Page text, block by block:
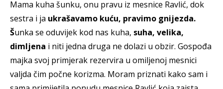
Mama kuha šunku, onu pravu iz mesnice Ravlić, dok
sestra i ja ukrašavamo kuću, pravimo gnijezda.
Šunka se oduvijek kod nas kuha, suha, velika,
dimljena i niti jedna druga ne dolazi u obzir. Gospođa
majka svoj primjerak rezervira u omiljenoj mesnici
valjda čim počne korizma. Moram priznati kako sam i